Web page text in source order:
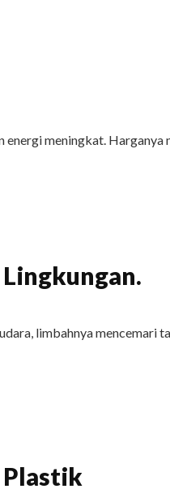
meningkat. Harganya
limbahnya mencemari
Plastik